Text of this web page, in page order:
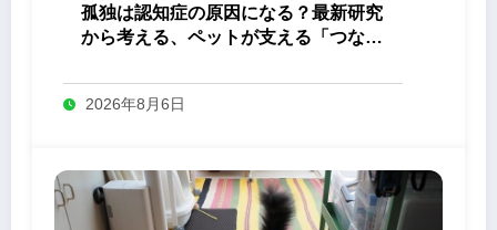
孤独は認知症の原因になる？最新研究
から考える、ペットが支える「つなが
2026年8月6日